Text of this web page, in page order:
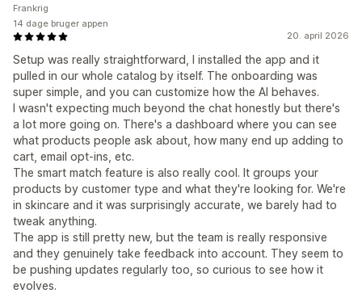
20. april 2026
Setup was really straightforward, I installed the app and it
pulled in our whole catalog by itself. The onboarding was
super simple, and you can customize how the AI behaves.
I wasn't expecting much beyond the chat honestly but there's
a lot more going on. There's a dashboard where you can see
what products people ask about, how many end up adding to
cart, email opt-ins, etc.
The smart match feature is also really cool. It groups your
products by customer type and what they're looking for. We're
in skincare and it was surprisingly accurate, we barely had to
tweak anything.
The app is still pretty new, but the team is really responsive
and they genuinely take feedback into account. They seem to
be pushing updates regularly too, so curious to see how it
evolves.
Frankrig
14 dage bruger appen